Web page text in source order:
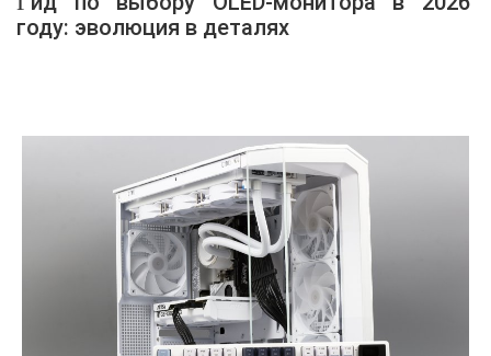
году: эволюция в деталях